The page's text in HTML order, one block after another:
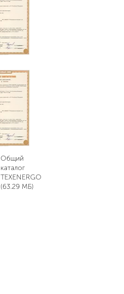
Общий
каталог
TEXENERGO
(63.29 МБ)